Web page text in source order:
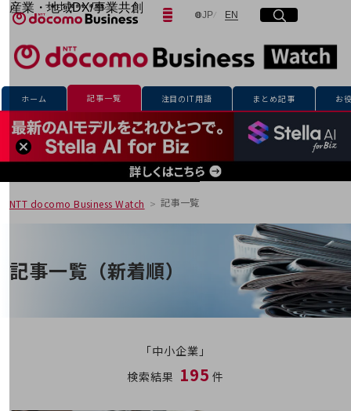
産業・地域DX/事業共創
OPEN HUB for Plural Futures
自律・分散・協調型社会の実現を目指し、
「社会可能性」を探究・実装する事業共創エコシステムです。
OPEN HUB for Plural Futuresとは
イベント/ウェビナー
記事コンテンツ
プレイヤー(カタリスト/パートナー企業)
事例
Smart World
産業・地域DXプラットフォーマーとして
企業と地域が持続成長する社会を目指します
Smart City
Smart Education
Smart Mobility
Smart Worksite
地域経済のさらなる活性化に取り組みます
自治体・地域社会との共創
LGPF(Local Government Platform)
JP日本語
ENEnglish
サイト内検索
開く
メニュー
開く
フリーワードを入力して探す
フリーワードでNTTドコモビジネスの
検索する
ホーム 記事一覧 注目のIT用語 まとめ記事 お
NTT docomo Business Watch 記事一覧
記事一覧（新着順）
「中小企業」
検索結果 195 件